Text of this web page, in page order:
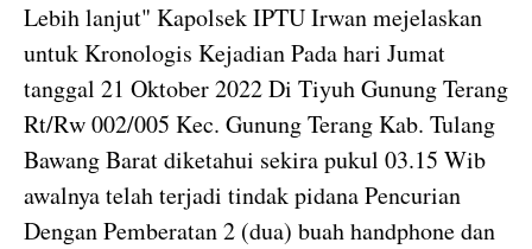
Lebih lanjut" Kapolsek IPTU Irwan mejelaskan
untuk Kronologis Kejadian Pada hari Jumat
tanggal 21 Oktober 2022 Di Tiyuh Gunung Terang
Rt/Rw 002/005 Kec. Gunung Terang Kab. Tulang
Bawang Barat diketahui sekira pukul 03.15 Wib
awalnya telah terjadi tindak pidana Pencurian
Dengan Pemberatan 2 (dua) buah handphone dan